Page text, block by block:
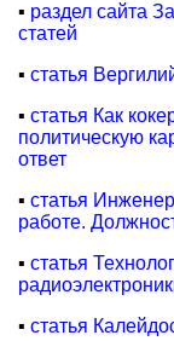
▪ раздел сайта
статей
▪ статья
▪ статья Как
политическую
ответ
▪ статья
работе.
▪ статья
▪ статья